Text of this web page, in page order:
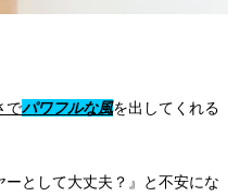
でパワフルな風を出してくれる
として大丈夫？』と不安にな